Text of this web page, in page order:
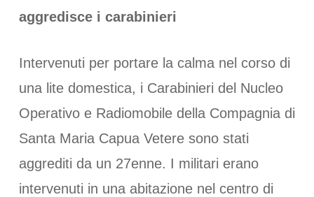
aggredisce i carabinieri
Intervenuti per portare la calma nel corso di
una lite domestica, i Carabinieri del Nucleo
Operativo e Radiomobile della Compagnia di
Santa Maria Capua Vetere sono stati
aggrediti da un 27enne. I militari erano
intervenuti in una abitazione nel centro di